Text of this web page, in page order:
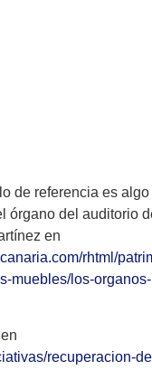
de referencia es
órgano del auditorio
en
rhtml/
muebles/los-
recuperacion-